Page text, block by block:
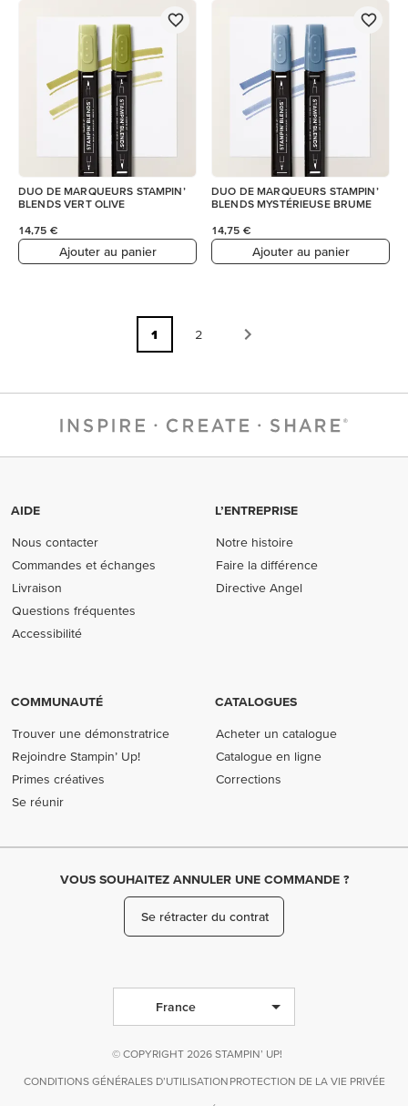
DUO DE MARQUEURS STAMPIN’
BLENDS VERT OLIVE
14,75 €
Ajouter au panier
DUO DE MARQUEURS STAMPIN’
BLENDS MYSTÉRIEUSE BRUME
14,75 €
Ajouter au panier
1 2
AIDE
Nous contacter
Commandes et échanges
Livraison
Questions fréquentes
Accessibilité
L’ENTREPRISE
Notre histoire
Faire la différence
Directive Angel
COMMUNAUTÉ
Trouver une démonstratrice
Rejoindre Stampin’ Up!
Primes créatives
Se réunir
CATALOGUES
Acheter un catalogue
Catalogue en ligne
Corrections
VOUS SOUHAITEZ ANNULER UNE COMMANDE ?
Se rétracter du contrat
France
© COPYRIGHT 2026 STAMPIN’ UP!
CONDITIONS GÉNÉRALES D’UTILISATION PROTECTION DE LA VIE PRIVÉE